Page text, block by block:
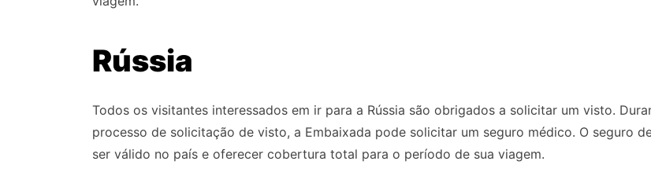
Rússia
Todos os visitantes interessados em ir para a Rússia são obrigados a solicitar um visto.
processo de solicitação de visto, a Embaixada pode solicitar um seguro médico. O seguro
ser válido no país e oferecer cobertura total para o período de sua viagem.